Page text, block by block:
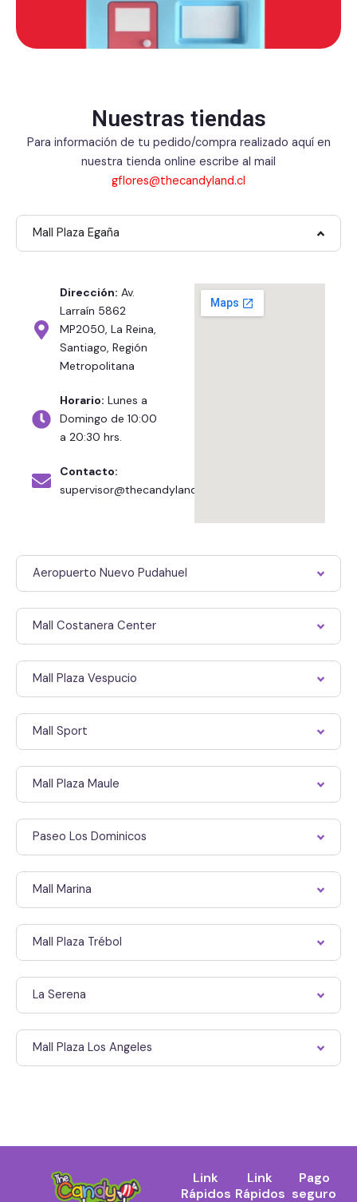
Nuestras tiendas
Para información de tu pedido/compra realizado aquí en
nuestra tienda online escribe al mail
gflores@thecandyland.cl
Mall Plaza Egaña
Dirección: Av.
Larraín 5862
MP2050, La Reina,
Santiago, Región
Metropolitana
Horario: Lunes a
Domingo de 10:00
a 20:30 hrs.
Contacto:
supervisor@thecandyland.cl
Aeropuerto Nuevo Pudahuel
Mall Costanera Center
Mall Plaza Vespucio
Mall Sport
Mall Plaza Maule
Paseo Los Dominicos
Mall Marina
Mall Plaza Trébol
La Serena
Mall Plaza Los Angeles
Link
Rápidos
Link
Rápidos
Pago
seguro